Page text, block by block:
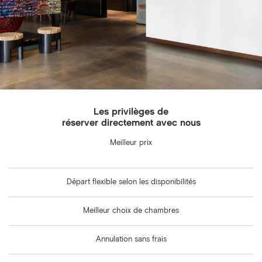
Les privilèges de
réserver directement avec nous
Meilleur prix
Départ flexible selon les disponibilités
Meilleur choix de chambres
Annulation sans frais